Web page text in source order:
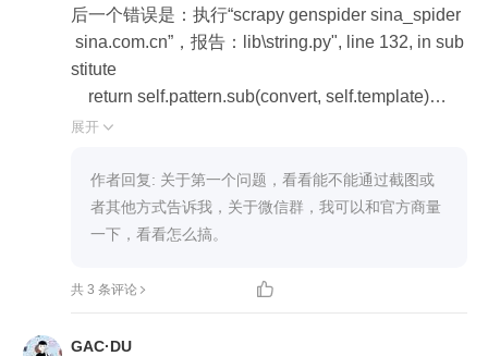
后一个错误是：执行“scrapy genspider sina_spider
sina.com.cn”，报告：lib\string.py", line 132, in sub
stitute
    return self.pattern.sub(convert, self.template)
TypeError: cannot use a string pattern on a bytes-lik
网上搜了，大意说是python2和python3不匹配导致
的。 我是完全按照老师的步骤来安装的，安装的是
pythno3，怎么会有python2呢？当然，这个文件还
Q2：能否建一个微信群？遇到问题可以协商。 另
展开 
作者回复: 关于第一个问题，看看能不能通过截图或
者其他方式告诉我，关于微信群，我可以和官方商量
一下，看看怎么搞。
共 3 条评论 
GAC·DU